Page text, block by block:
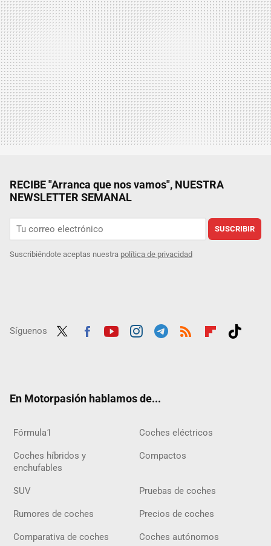
RECIBE "Arranca que nos vamos", NUESTRA
NEWSLETTER SEMANAL
SUSCRIBIR
Suscribiéndote aceptas nuestra política de privacidad
Síguenos
En Motorpasión hablamos de...
Fórmula1 Coches eléctricos
Coches híbridos y
enchufables
Compactos
SUV Pruebas de coches
Rumores de coches Precios de coches
Comparativa de coches Coches autónomos